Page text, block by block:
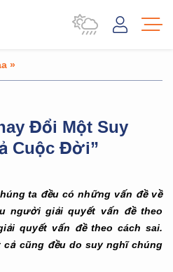
»
Đổi Một Suy
Cuộc Đời”
ta đều có những vấn đề về
người giải quyết vấn đề theo
quyết vấn đề theo cách sai.
cũng đều do suy nghĩ chúng